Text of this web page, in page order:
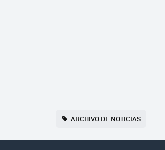
ARCHIVO DE NOTICIAS